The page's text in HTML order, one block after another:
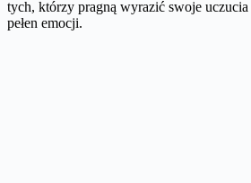
tych, którzy pragną wyrazić swoje
pełen emocji.